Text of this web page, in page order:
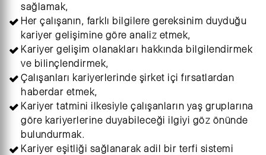
sağlamak,
Her çalışanın, farklı bilgilere gereksinim duyduğu
kariyer gelişimine göre analiz etmek,
Kariyer gelişim olanakları hakkında bilgilendirmek
ve bilinçlendirmek,
Çalışanları kariyerlerinde şirket içi fırsatlardan
haberdar etmek,
Kariyer tatmini ilkesiyle çalışanların yaş gruplarına
göre kariyerlerine duyabileceği ilgiyi göz önünde
bulundurmak.
Kariyer eşitliği sağlanarak adil bir terfi sistemi